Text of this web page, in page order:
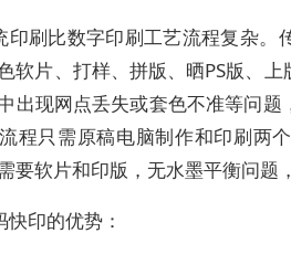
印刷比数字印刷工艺流程复杂。
软片、打样、拼版、晒PS版、
出现网点丢失或套色不准等问
程只需原稿电脑制作和印刷两
要软片和印版，无水墨平衡问题
快印的优势：